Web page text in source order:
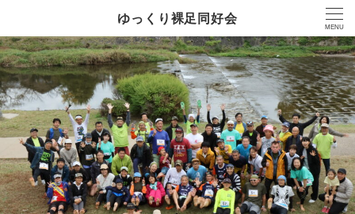
ゆっくり裸足同好会
MENU